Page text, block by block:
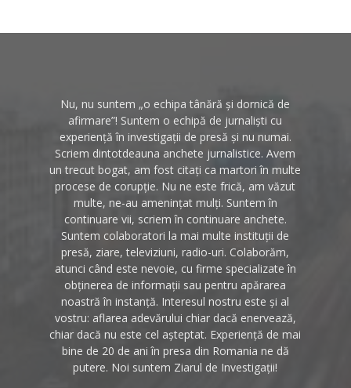
Nu, nu suntem „o echipa tânără și dornică de
afirmare”! Suntem o echipă de jurnaliști cu
experiență în investigații de presă și nu numai.
Scriem dintotdeauna anchete jurnalistice. Avem
un trecut bogat, am fost citați ca martori în multe
procese de corupție. Nu ne este frică, am văzut
multe, ne-au amenințat mulți. Suntem în
continuare vii, scriem în continuare anchete.
Suntem colaboratori la mai multe instituții de
presă, ziare, televiziuni, radio-uri. Colaborăm,
atunci când este nevoie, cu firme specializate în
obținerea de informații sau pentru apărarea
noastră în instanță. Interesul nostru este și al
vostru: aflarea adevărului chiar dacă enervează,
chiar dacă nu este cel așteptat. Experiență de mai
bine de 20 de ani în presa din Romania ne dă
putere. Noi suntem Ziarul de Investigații!